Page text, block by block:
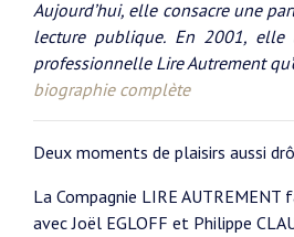
Aujourd’hui, elle consacre une
lecture publique. En 2001, elle
professionnelle Lire Autrement
biographie complète
Deux moments de plaisirs aussi
La Compagnie LIRE
avec Joël EGLOFF et Philippe